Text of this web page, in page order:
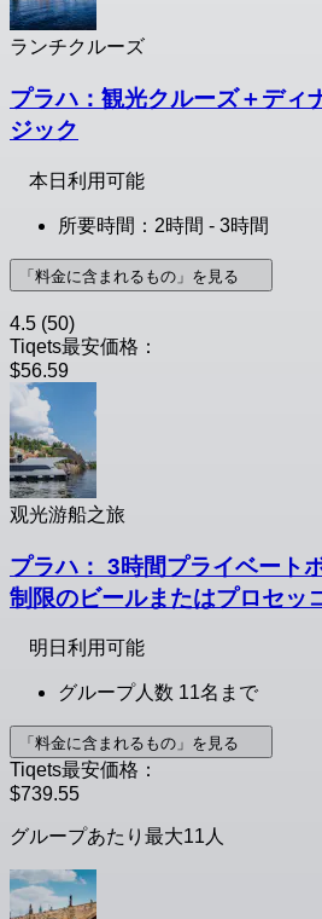
ランチクルーズ
プラハ：観光クルーズ＋ディ
ジック
本日利用可能
所要時間：2時間 - 3時間
「料金に含まれるもの」を見る
4.5 (50)
Tiqets最安価格：
$56.59
观光游船之旅
プラハ： 3時間プライベート
制限のビールまたはプロセッ
明日利用可能
グループ人数 11名まで
「料金に含まれるもの」を見る
Tiqets最安価格：
$739.55
グループあたり最大11人